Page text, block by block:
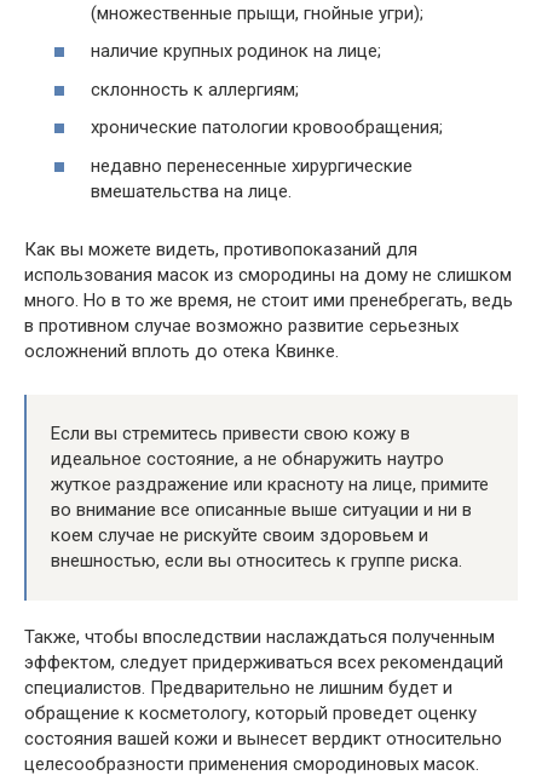
(множественные прыщи, гнойные угри);
наличие крупных родинок на лице;
склонность к аллергиям;
хронические патологии кровообращения;
недавно перенесенные хирургические
вмешательства на лице.
Как вы можете видеть, противопоказаний для
использования масок из смородины на дому не слишком
много. Но в то же время, не стоит ими пренебрегать, ведь
в противном случае возможно развитие серьезных
осложнений вплоть до отека Квинке.
Если вы стремитесь привести свою кожу в
идеальное состояние, а не обнаружить наутро
жуткое раздражение или красноту на лице, примите
во внимание все описанные выше ситуации и ни в
коем случае не рискуйте своим здоровьем и
внешностью, если вы относитесь к группе риска.
Также, чтобы впоследствии наслаждаться полученным
эффектом, следует придерживаться всех рекомендаций
специалистов. Предварительно не лишним будет и
обращение к косметологу, который проведет оценку
состояния вашей кожи и вынесет вердикт относительно
целесообразности применения смородиновых масок.